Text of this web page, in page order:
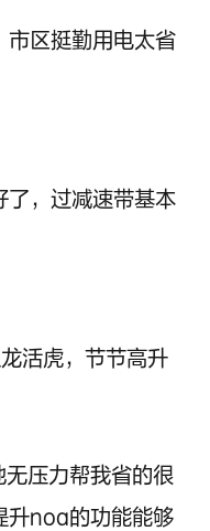
市区挺勤用电太省
，过减速带基本
活虎，节节高升
压力帮我省的很
升noa的功能能够